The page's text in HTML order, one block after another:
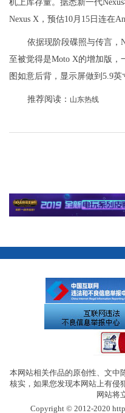
机上库存量。据悉新一代
Nexus X，预估10月15日连在
依据现阶段碟照与传言，
至被觉得是Moto X的增加版
图如意后背，显示屏做到5.9英
推荐阅读： 山东热线
本网站相关作品的原创性、文中
核实，如果您发现本网站上有侵
网站将
Copyright © 2012-2020